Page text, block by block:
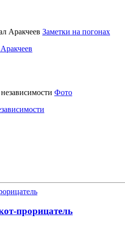
Заметки на погонах
Фото
прорицатель